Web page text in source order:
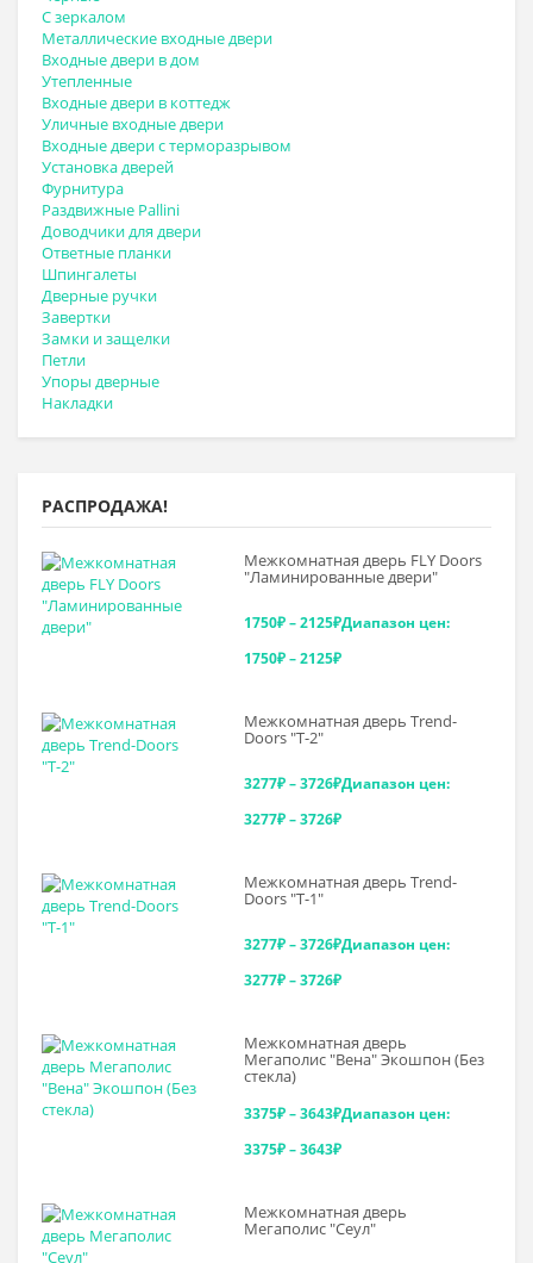
С зеркалом
Металлические входные двери
Входные двери в дом
Утепленные
Входные двери в коттедж
Уличные входные двери
Входные двери с терморазрывом
Установка дверей
Фурнитура
Раздвижные Pallini
Доводчики для двери
Ответные планки
Шпингалеты
Дверные ручки
Завертки
Замки и защелки
Петли
Упоры дверные
Накладки
РАСПРОДАЖА!
Межкомнатная дверь FLY Doors
"Ламинированные двери"
1750₽–2125₽Диапазон цен:
1750₽ – 2125₽
Межкомнатная дверь Trend-
Doоrs "Т-2"
3277₽–3726₽Диапазон цен:
3277₽ – 3726₽
Межкомнатная дверь Trend-
Doоrs "Т-1"
3277₽–3726₽Диапазон цен:
3277₽ – 3726₽
Межкомнатная дверь
Мегаполис "Вена" Экошпон (Без
стекла)
3375₽–3643₽Диапазон цен:
3375₽ – 3643₽
Межкомнатная дверь
Мегаполис "Сеул"